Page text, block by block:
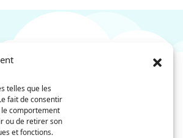
telles que les
fait de consentir
comportement
ou de retirer son
et fonctions.
Téléphone